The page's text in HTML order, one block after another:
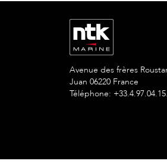
Avenue des frères
Juan 06220 France
Téléphone: